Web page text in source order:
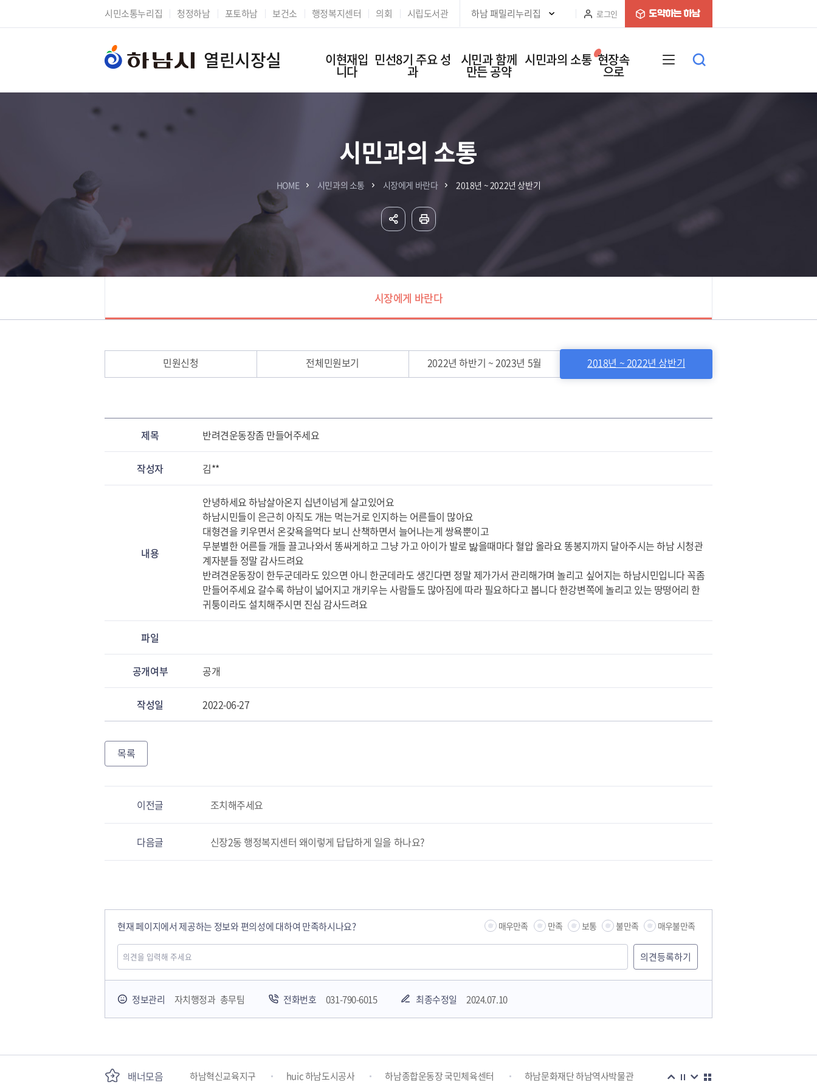
본문 바로가기
시민소통누리집 청정하남 포토하남 보건소 행정복지센터 의회 시립도서관 하남 패밀리누리집 로그인
열린시장실 이현재입
니다
민선8기 주요 성
과
시민과 함께
만든 공약
시민과의 소통
시장에게 바란다
현장속
으로
시민과의 소통
HOME 시민과의 소통 시장에게 바란다 2018년 ~ 2022년 상반기
시장에게 바란다
민원신청 전체민원보기 2022년 하반기 ~ 2023년 5월 2018년 ~ 2022년 상반기
제목 반려견운동장좀 만들어주세요
작성자 김**
내용
안녕하세요 하남살아온지 십년이넘게 살고있어요
하남시민들이 은근히 아직도 개는 먹는거로 인지하는 어른들이 많아요
대형견을 키우면서 온갖욕을먹다 보니 산책하면서 늘어나는게 쌍욕뿐이고
무분별한 어른들 개들 끌고나와서 똥싸게하고 그냥 가고 아이가 발로 밣을때마다 혈압 올라요 똥봉지까지 달아주시는 하남 시청관
계자분들 정말 감사드려요
반려견운동장이 한두군데라도 있으면 아니 한군데라도 생긴다면 정말 제가가서 관리해가며 놀리고 싶어지는 하남시민입니다 꼭좀
만들어주세요 갈수록 하남이 넓어지고 개키우는 사람들도 많아짐에 따라 필요하다고 봅니다 한강변쪽에 놀리고 있는 땅떵어리 한
귀퉁이라도 설치해주시면 진심 감사드려요
파일
공개여부 공개
작성일 2022-06-27
목록
이전글 조치해주세요
다음글 신장2동 행정복지센터 왜이렇게 답답하게 일을 하나요?
현재 페이지에서 제공하는 정보와 편의성에 대하여 만족하시나요? 매우만족 만족 보통 불만족 매우불만족
정보관리 자치행정과 총무팀 전화번호 031-790-6015 최종수정일 2024.07.10
배너모음
국민안전교육플랫폼
하남혁신교육지구 huic 하남도시공사 하남종합운동장 국민체육센터 하남문화재단 하남역사박물관